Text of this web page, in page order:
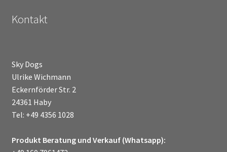
Kontakt
Sky Dogs
Ulrike Wichmann
Eckernförder Str. 2
24361 Haby
Tel: +49 4356 1028
Produkt Beratung und Verkauf (Whatsapp):